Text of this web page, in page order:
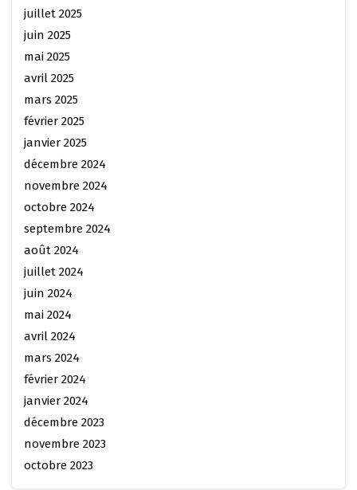
juillet 2025
juin 2025
mai 2025
avril 2025
mars 2025
février 2025
janvier 2025
décembre 2024
novembre 2024
octobre 2024
septembre 2024
août 2024
juillet 2024
juin 2024
mai 2024
avril 2024
mars 2024
février 2024
janvier 2024
décembre 2023
novembre 2023
octobre 2023